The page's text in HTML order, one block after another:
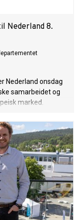
Nederland 8.
Nederland onsdag
samarbeidet og
marked.